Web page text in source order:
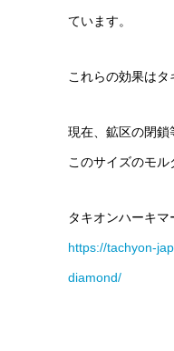
ています。
これらの効果は
現在、鉱区の閉鎖
このサイズのモル
タキオンハーキ
https://tachyon-
diamond/